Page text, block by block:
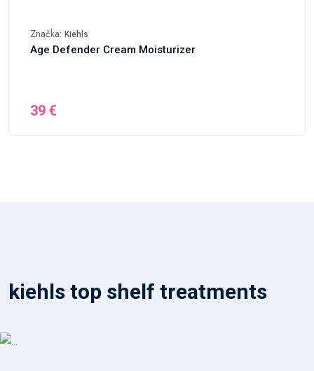
Značka: Kiehls
Age Defender Cream Moisturizer
39 €
kiehls top shelf treatments